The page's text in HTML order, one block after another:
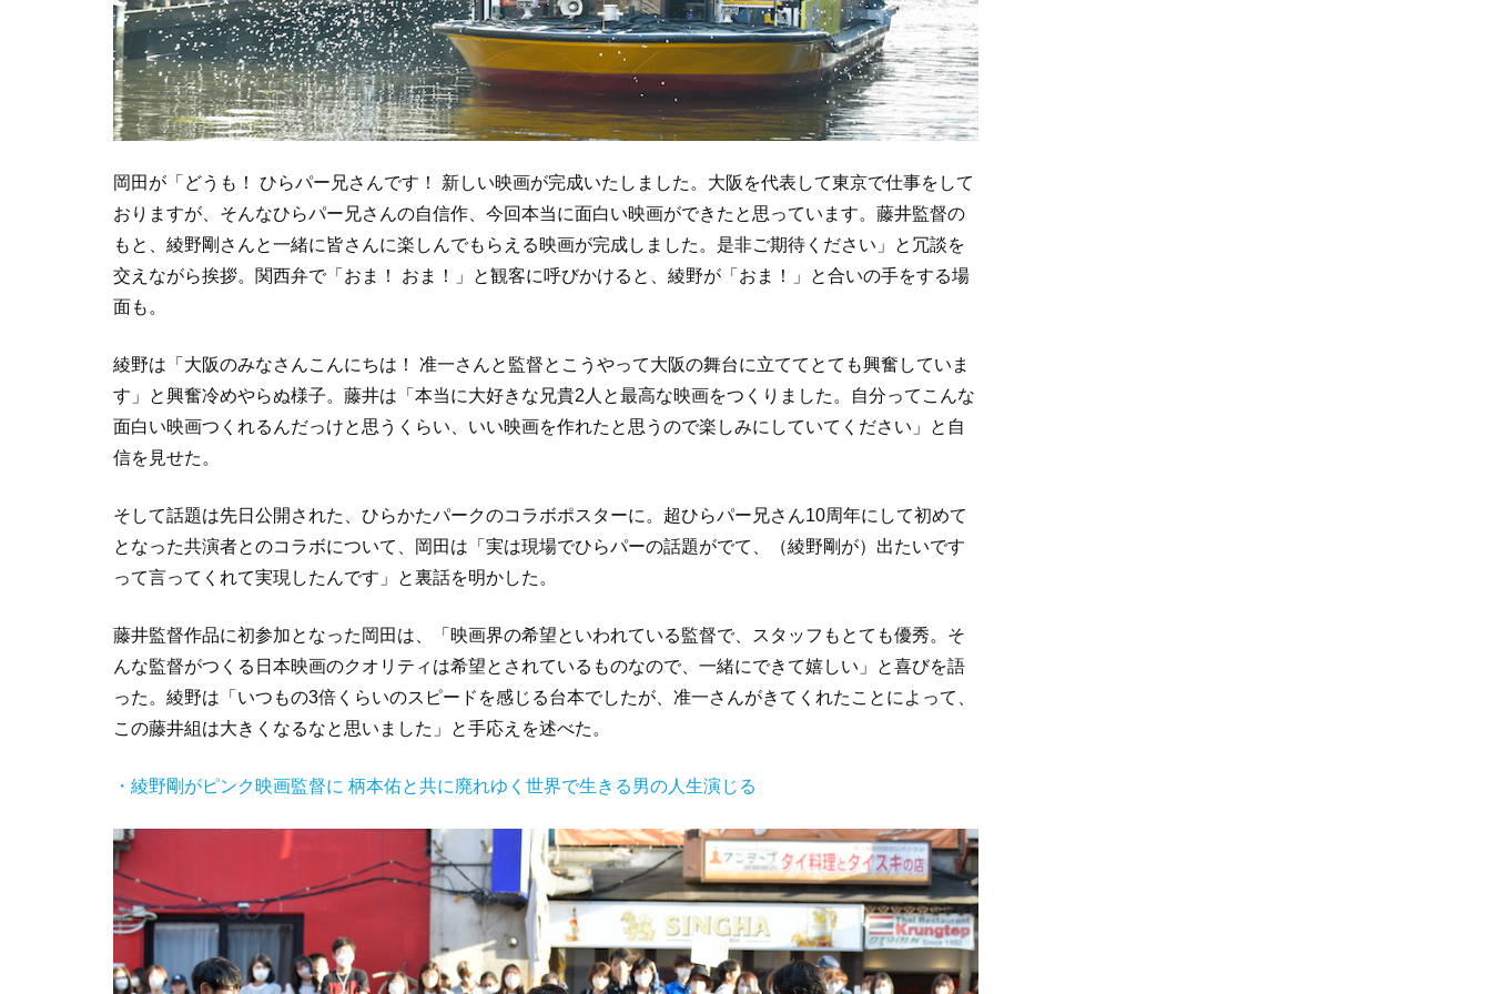
岡田が「どうも！ ひらパー兄さんです！ 新しい映画が完成いたしました。大阪を代表して東京で仕事をして
おりますが、そんなひらパー兄さんの自信作、今回本当に面白い映画ができたと思っています。藤井監督の
もと、綾野剛さんと一緒に皆さんに楽しんでもらえる映画が完成しました。是非ご期待ください」と冗談を
交えながら挨拶。関西弁で「おま！ おま！」と観客に呼びかけると、綾野が「おま！」と合いの手をする場
面も。
綾野は「大阪のみなさんこんにちは！ 准一さんと監督とこうやって大阪の舞台に立ててとても興奮していま
す」と興奮冷めやらぬ様子。藤井は「本当に大好きな兄貴2人と最高な映画をつくりました。自分ってこんな
面白い映画つくれるんだっけと思うくらい、いい映画を作れたと思うので楽しみにしていてください」と自
信を見せた。
そして話題は先日公開された、ひらかたパークのコラボポスターに。超ひらパー兄さん10周年にして初めて
となった共演者とのコラボについて、岡田は「実は現場でひらパーの話題がでて、（綾野剛が）出たいです
って言ってくれて実現したんです」と裏話を明かした。
藤井監督作品に初参加となった岡田は、「映画界の希望といわれている監督で、スタッフもとても優秀。そ
んな監督がつくる日本映画のクオリティは希望とされているものなので、一緒にできて嬉しい」と喜びを語
った。綾野は「いつもの3倍くらいのスピードを感じる台本でしたが、准一さんがきてくれたことによって、
この藤井組は大きくなるなと思いました」と手応えを述べた。
・綾野剛がピンク映画監督に 柄本佑と共に廃れゆく世界で生きる男の人生演じる